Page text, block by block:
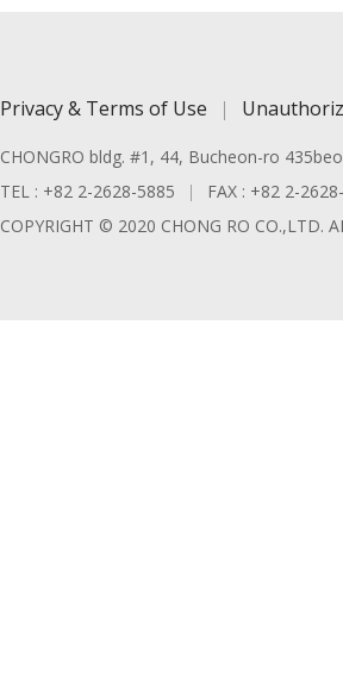
Privacy & Terms of Use
CHONGRO bldg. #1, 44, Bucheon-ro
TEL : +82 2-2628-5885
FAX : +82 2-
COPYRIGHT © 2020 CHONG RO CO.,LTD.